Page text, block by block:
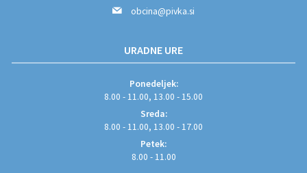
obcina@pivka.si
URADNE URE
Ponedeljek:
8.00 - 11.00, 13.00 - 15.00
Sreda:
8.00 - 11.00, 13.00 - 17.00
Petek:
8.00 - 11.00